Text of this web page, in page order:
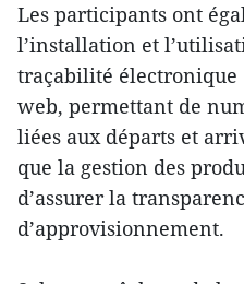
Les participants ont
l’installation et
traçabilité électronique
web, permettant de
liées aux départs et
que la gestion des
d’assurer la
d’approvisionnement.